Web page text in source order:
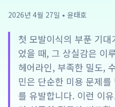
2026년 4월 27일 • 윤태호
첫 모발이식의 부푼 기
었을 때, 그 상실감은 이
헤어라인, 부족한 밀도,
민은 단순한 미용 문제
를 유발합니다. 이런 이